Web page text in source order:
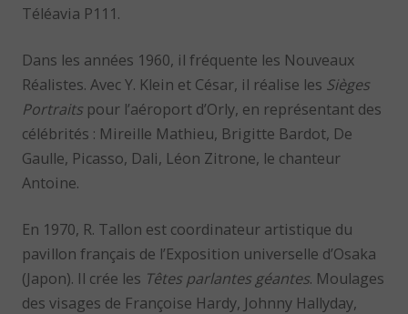
Téléavia P111.
Dans les années 1960, il fréquente les Nouveaux
Réalistes. Avec Y. Klein et César, il réalise les Sièges
Portraits pour l’aéroport d’Orly, en représentant des
célébrités : Mireille Mathieu, Brigitte Bardot, De
Gaulle, Picasso, Dali, Léon Zitrone, le chanteur
Antoine.
En 1970, R. Tallon est coordinateur artistique du
pavillon français de l’Exposition universelle d’Osaka
(Japon). Il crée les Têtes parlantes géantes. Moulages
des visages de Françoise Hardy, Johnny Hallyday,